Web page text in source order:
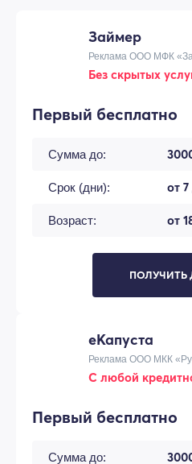
Займер
Реклама ООО МФК
Без скрытых
Первый бесплатно
Сумма до:
Срок (дни): от
Возраст: от
ПОЛУЧИТЬ
еКапуста
Реклама ООО МКК
С любой
Первый бесплатно
Сумма до: